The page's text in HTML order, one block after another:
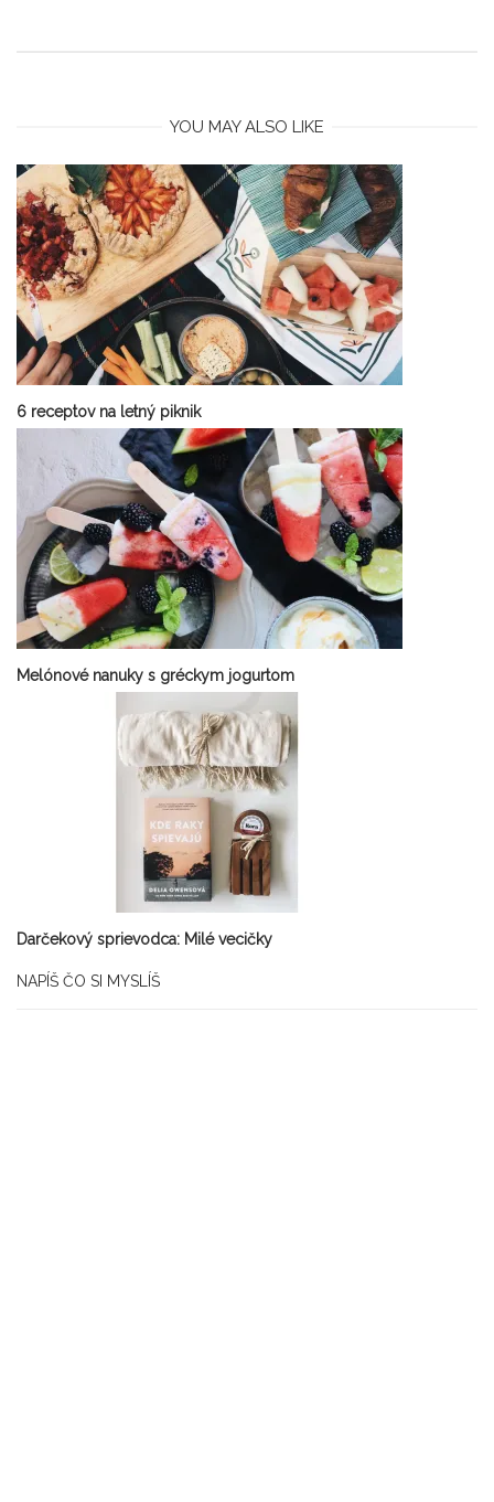
YOU MAY ALSO LIKE
6 receptov na letný piknik
Melónové nanuky s gréckym jogurtom
Darčekový sprievodca: Milé vecičky
NAPÍŠ ČO SI MYSLÍŠ